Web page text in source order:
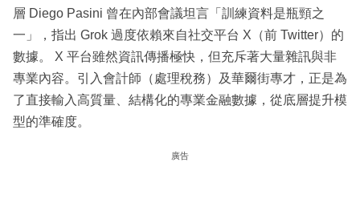
層 Diego Pasini 曾在內部會議坦言「訓練資料是瓶頸之
一」，指出 Grok 過度依賴來自社交平台 X（前 Twitter）的
數據。 X 平台雖然資訊傳播極快，但充斥著大量雜訊與非
專業內容。引入會計師（處理稅務）及華爾街專才，正是為
了直接輸入高質量、結構化的專業金融數據，從底層提升模
型的準確度。
廣告